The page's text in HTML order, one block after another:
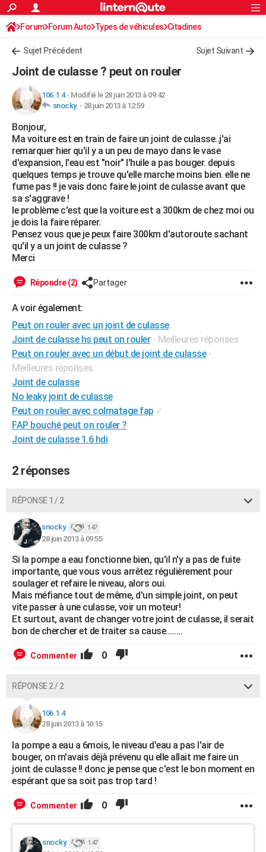
ACTUALITÉS
Politique
Société
Faits Divers
Education
Monde
Villes
+
FINANCE
Retraite
Impôts
Epargne
Immobilier
Risques naturels par ville
Banque
Assurance
Crédit
AUTO
Essais
Réserver un essai
Citadines
Berlines
SUV
Forum auto
+HIGH-TECH
Mobiles
Meilleur smartphone
Internet
Ordinateurs
Jeux vidéo
Guide high-tech
+BRICOLAGE
Forum
Aménagement intérieur
Extérieur
Cuisine
Salle de bains
Jardinage
Rangement
WEEK-END
Guides de France
Escapades
Patrimoine
Expositions
Musées
Week-end nature
+LIFESTYLE
Art de vivre
Bien-être
Loisirs
Mode
Modes de vie
SANTE
Alimentation
Guide de la santé
Maladies
Médicaments
Sommeil
VOYAGE
Destinations
City break
Voyage nature
Voyage de noces
Forum
Climat
PHOTO
GUIDES D'ACHAT
BONS PLANS
CARTE DE VOEUX
Carte de Noël
Carte Bonne année
Carte Saint-Valentin
Carte Pâques
Carte d'anniversaire
DICTIONNAIRE
Dictionnaire
Biographies
Citations
Expressions
Proverbes
PROGRAMME TV
COPAINS D'AVANT
S'inscrire
Se connecter
Lycées
Collèges
Primaires
Universités
Entreprises
Service militaire
Avis de recherche
FORUM
Bricolage
Lifestyle
Culture
Sport
Auto
Television
Voyage
Cinema
S'inscrire
Connexion
Forum Forum Auto Types de véhicules Citadines
Sujet Précédent Sujet Suivant
Joint de culasse ? peut on rouler
106.1.4- Modifié le 28 juin 2013 à 09:42
snocky. - 28 juin 2013 à 12:59
Bonjour,
Ma voiture est en train de faire un joint de culasse..j'ai
remarquer hier qu'il y a un peu de mayo dans le vase
d'expansion, l'eau est "noir" l'huile a pas bouger. depuis
quelques temps je trouve qu'elle marche moins bien. elle ne
fume pas !! je vais donc faire le joint de culasse avant que
sa s'aggrave !
le problème c'est que la voiture est a 300km de chez moi ou
je dois la faire réparer.
Pensez vous que je peux faire 300km d'autoroute sachant
qu'il y a un joint de culasse ?
Merci
Répondre (2) Partager
A voir également:
Peut on rouler avec un joint de culasse
Joint de culasse hs peut on rouler - Meilleures réponses
Peut on rouler avec un début de joint de culasse -
Meilleures réponses
Joint de culasse
No leaky joint de culasse
Peut on rouler avec colmatage fap ✓
FAP bouché peut on rouler ?
Joint de culasse 1.6 hdi
2 réponses
RÉPONSE 1 / 2
snocky. 147
28 juin 2013 à 09:55
Si la pompe a eau fonctionne bien, qu'il n'y a pas de fuite
importante, que vous vous arrêtez régulièrement pour
soulager et refaire le niveau, alors oui.
Mais méfiance tout de même, d'un simple joint, on peut
vite passer à une culasse, voir un moteur!
Et surtout, avant de changer votre joint de culasse, il serait
bon de chercher et de traiter sa cause........
Commenter 0
RÉPONSE 2 / 2
106.1.4
28 juin 2013 à 10:15
la pompe a eau a 6mois, le niveau d'eau a pas l'air de
bouger, on m'avais déjà prévenu qu elle allait me faire un
joint de culasse !! donc je pense que c'est le bon moment en
espérant que sa soit pas trop tard !
Commenter 0
snocky. 147